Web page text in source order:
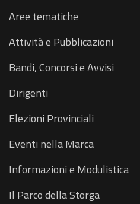
Aree tematiche
Attività e Pubblicazioni
Bandi, Concorsi e Avvisi
Dirigenti
Elezioni Provinciali
Eventi nella Marca
Informazioni e Modulistica
Il Parco della Storga